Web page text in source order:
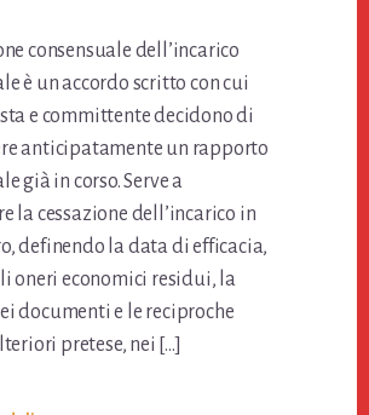
consensuale dell’incarico
è un accordo scritto con cui
e committente decidono di
anticipatamente un rapporto
già in corso. Serve a
la cessazione dell’incarico in
definendo la data di efficacia,
oneri economici residui, la
documenti e le reciproche
pretese, nei […]